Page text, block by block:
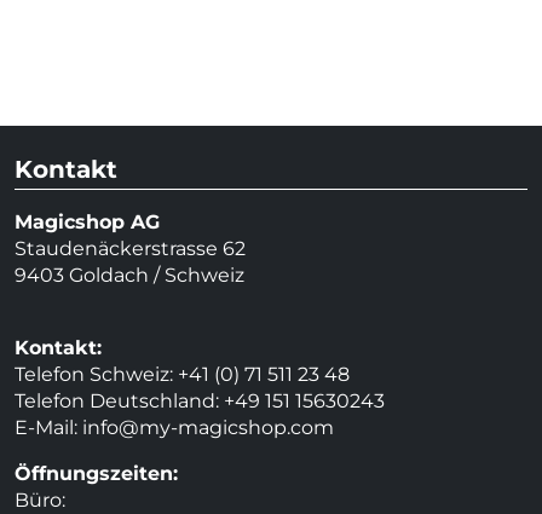
Kontakt
Magicshop AG
Staudenäckerstrasse 62
9403 Goldach / Schweiz
Kontakt:
Telefon Schweiz: +41 (0) 71 511 23 48
Telefon Deutschland: +49 151 15630243
E-Mail: info@my-magicshop.com
Öffnungszeiten:
Büro: